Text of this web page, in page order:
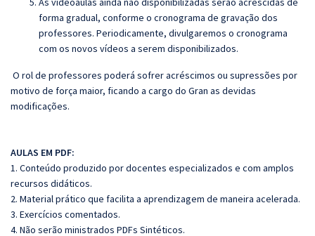
forma gradual, conforme o cronograma de gravação dos
professores. Periodicamente, divulgaremos o cronograma
com os novos vídeos a serem disponibilizados.
O rol de professores poderá sofrer acréscimos ou supressões por
motivo de força maior, ficando a cargo do Gran as devidas
modificações.
AULAS EM PDF:
1. Conteúdo produzido por docentes especializados e com amplos
recursos didáticos.
2. Material prático que facilita a aprendizagem de maneira acelerada.
3. Exercícios comentados.
4. Não serão ministrados PDFs Sintéticos.